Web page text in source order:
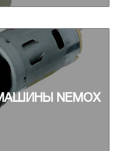
NEMOX